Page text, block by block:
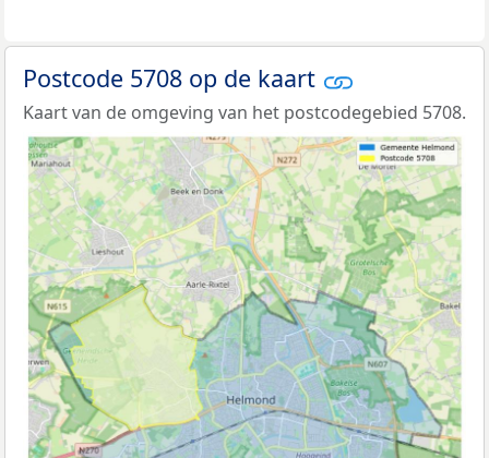
Postcode 5708 op de kaart
Kaart van de omgeving van het postcodegebied 5708.